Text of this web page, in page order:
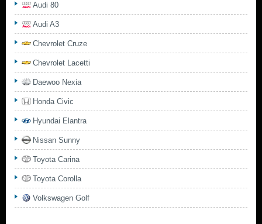
Audi 80
Audi A3
Chevrolet Cruze
Chevrolet Lacetti
Daewoo Nexia
Honda Civic
Hyundai Elantra
Nissan Sunny
Toyota Carina
Toyota Corolla
Volkswagen Golf